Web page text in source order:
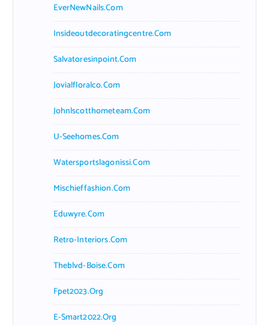
EverNewNails.com
Insideoutdecoratingcentre.com
Salvatoresinpoint.com
Jovialfloralco.com
Johnlscotthometeam.com
U-Seehomes.com
Watersportslagonissi.com
Mischieffashion.com
Eduwyre.com
Retro-Interiors.com
Theblvd-Boise.com
Fpet2023.org
E-Smart2022.org